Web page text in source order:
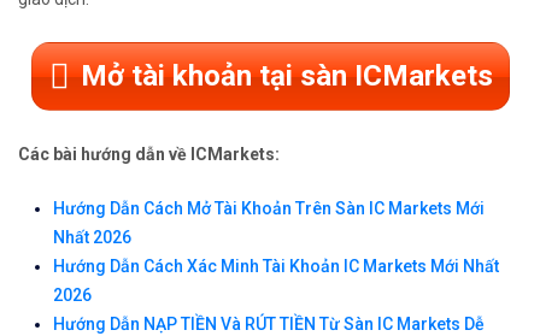
Mở tài khoản tại sàn ICMarkets
Các bài hướng dẫn về ICMarkets:
Hướng Dẫn Cách Mở Tài Khoản Trên Sàn IC Markets Mới
Nhất 2026
Hướng Dẫn Cách Xác Minh Tài Khoản IC Markets Mới Nhất
2026
Hướng Dẫn NẠP TIỀN Và RÚT TIỀN Từ Sàn IC Markets Dễ